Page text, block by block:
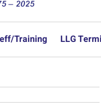
Training LLG